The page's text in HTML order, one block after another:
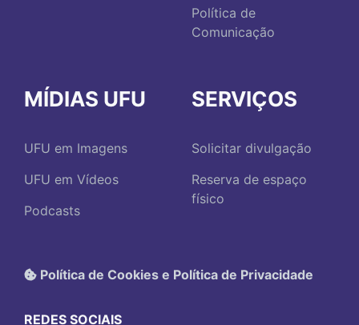
Política de
Comunicação
MÍDIAS UFU
UFU em Imagens
UFU em Vídeos
Podcasts
SERVIÇOS
Solicitar divulgação
Reserva de espaço
físico
Política de Cookies e Política de Privacidade
REDES SOCIAIS